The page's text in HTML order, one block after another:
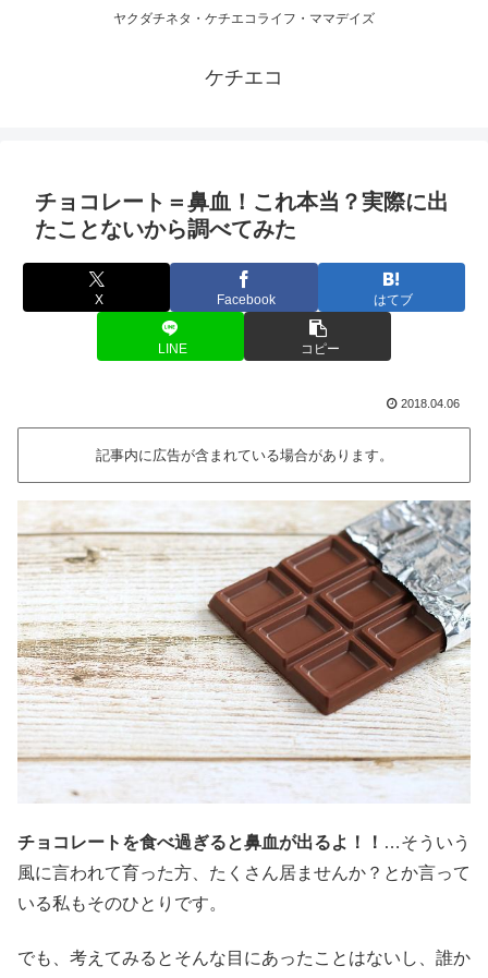
ヤクダチネタ・ケチエコライフ・ママデイズ
ケチエコ
チョコレート＝鼻血！これ本当？実際に出
たことないから調べてみた
X Facebook はてブ
LINE コピー
2018.04.06
記事内に広告が含まれている場合があります。
チョコレートを食べ過ぎると鼻血が出るよ！！ …そういう
風に言われて育った方、たくさん居ませんか？とか言って
いる私もそのひとりです。
でも、考えてみるとそんな目にあったことはないし、誰か